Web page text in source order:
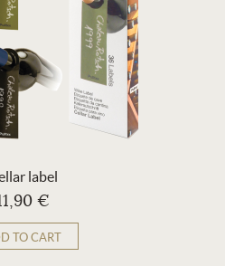
label
€
TO CART